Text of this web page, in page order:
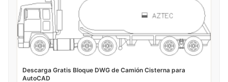
Descarga Gratis Bloque DWG de Camión Cisterna para
AutoCAD